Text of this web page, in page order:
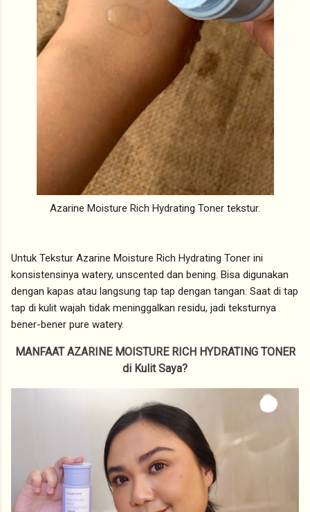
Azarine Moisture Rich Hydrating Toner tekstur.
Untuk Tekstur Azarine Moisture Rich Hydrating Toner ini
konsistensinya watery, unscented dan bening. Bisa digunakan
dengan kapas atau langsung tap tap dengan tangan. Saat di tap
tap di kulit wajah tidak meninggalkan residu, jadi teksturnya
bener-bener pure watery.
MANFAAT AZARINE MOISTURE RICH HYDRATING TONER
di Kulit Saya?